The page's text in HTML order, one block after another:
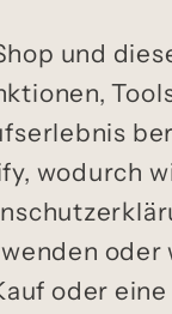
und
wodurch
oder